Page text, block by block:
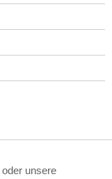
oder unsere